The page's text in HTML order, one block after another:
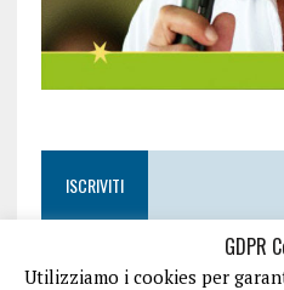
ISCRIVITI
GDPR
Utilizziamo i cookies per